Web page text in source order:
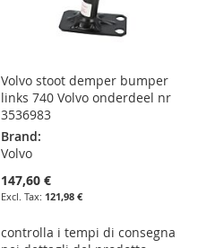
Volvo stoot demper bumper
links 740 Volvo onderdeel nr
3536983
Brand:
Volvo
147,60 €
121,98 €
controlla i tempi di consegna